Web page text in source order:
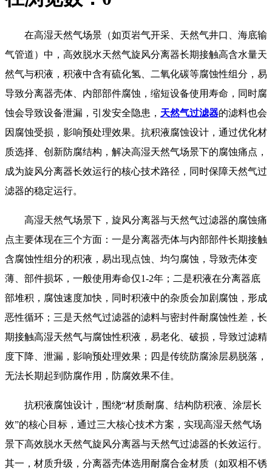
在高湿天然气场景（如页岩气开采、天然气井口、海底输
气管道）中，高效脱水天然气旋风分离器长期接触高含水量天
然气与积液，积液中含有硫化氢、二氧化碳等腐蚀性组分，易
导致分离器壳体、内部部件腐蚀，缩短设备使用寿命，同时腐
蚀会导致设备泄漏，引发安全隐患， 天然气过滤器的滤料也会
因腐蚀受损，影响预处理效果。抗积液腐蚀设计，通过优化材
质选择、创新防腐结构，解决高湿天然气场景下的腐蚀痛点，
成为旋风分离器长效运行的核心技术路径，同时保障天然气过
滤器的稳定运行。
高湿天然气场景下，旋风分离器与天然气过滤器的腐蚀痛
点主要体现在三个方面：一是分离器壳体与内部部件长期接触
含腐蚀性组分的积液，易出现点蚀、均匀腐蚀，导致壳体变
薄、部件损坏，一般使用寿命仅1-2年；二是积液在分离器底
部堆积，腐蚀速度加快，同时积液中的杂质会加剧腐蚀，形成
恶性循环；三是天然气过滤器的滤料与密封件耐腐蚀性差，长
期接触高湿天然气与腐蚀性积液，易老化、破损，导致过滤精
度下降、泄漏，影响预处理效果；四是传统防腐涂层易脱落，
无法长期起到防腐作用，防腐效果不佳。
抗积液腐蚀设计，围绕“材质耐腐、结构防积液、涂层长
效”的核心目标，通过三大核心技术方案，实现高湿天然气场
景下高效脱水天然气旋风分离器与天然气过滤器的长效运行。
其一，材质升级，分离器壳体选用耐腐合金材质（如双相不锈